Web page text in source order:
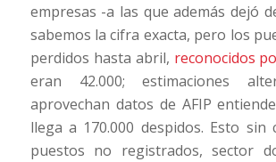
empresas -a las que además dejó
sabemos la cifra exacta, pero los
perdidos hasta abril, reconocidos
eran 42.000; estimaciones
aprovechan datos de AFIP
llega a 170.000 despidos. Esto sin
puestos no registrados, sector